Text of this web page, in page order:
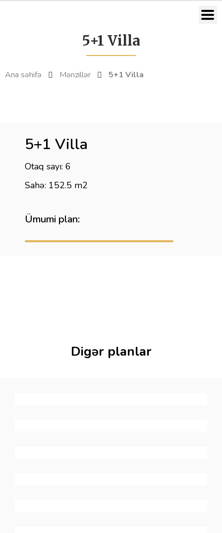
5+1 Villa
Ana səhifə Mənzillər 5+1 Villa
5+1 Villa
Otaq sayı: 6
Sahə: 152.5 m2
Ümumi plan:
Digər planlar